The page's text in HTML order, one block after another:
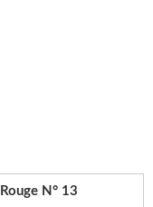
N° 13